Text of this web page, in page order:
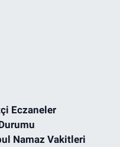
Eczaneler
Namaz Vakitleri